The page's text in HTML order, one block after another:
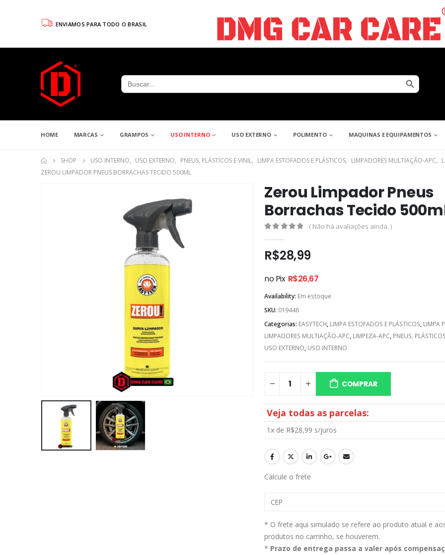
ENVIAMOS PARA TODO O BRASIL
Search
for:
Search Button
HOME MARCAS GRAMPOS USO INTERNO USO EXTERNO POLIMENTO MAQUINAS E EQUIPAMENTOS
SHOP USO INTERNO, USO EXTERNO, PNEUS, PLÁSTICOS E VINIL, LIMPA ESTOFADOS E PLÁSTICOS, LIMPADORES MULTIAÇÃO-APC,
ZEROU LIMPADOR PNEUS BORRACHAS TECIDO 500ML
Zerou Limpador Pneus
Borrachas Tecido
( Não há avaliações ainda. )
R$28,99
no Pix R$26,67
Availability: Em estoque
SKU: 019446
Categorias: EASYTECH, LIMPA ESTOFADOS E PLÁSTICOS, LIMPA
LIMPADORES MULTIAÇÃO-APC, LIMPEZA-APC, PNEUS,
USO EXTERNO, USO INTERNO
COMPRAR
Veja todas as parcelas:
1x de R$28,99 s/juros
Calcule o frete
* O frete aqui simulado se refere ao produto atual e
produtos no carrinho, se houverem.
* Prazo de entrega passa a valer após
Selador Cerâmico Sonax Xtreme Ceramic Spray + Seal (750ml)